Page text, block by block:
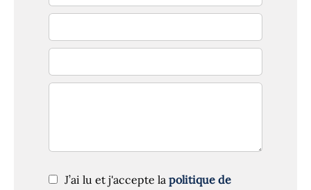
J’ai lu et j'accepte la politique de